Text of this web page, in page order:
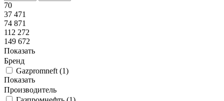
70
37 471
74 871
112 272
149 672
Показать
Бренд
Gazpromneft (1)
Показать
Производитель